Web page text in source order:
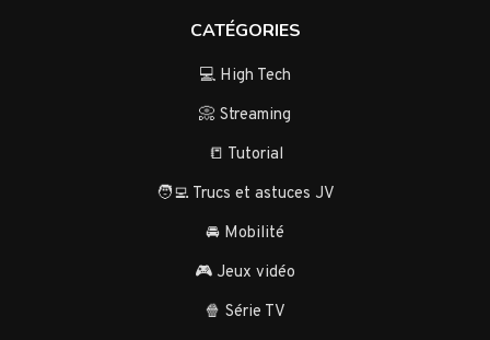
CATÉGORIES
💻 High Tech
📀 Streaming
📒 Tutorial
🧑‍💻 Trucs et astuces JV
🚘 Mobilité
🎮 Jeux vidéo
🍿 Série TV